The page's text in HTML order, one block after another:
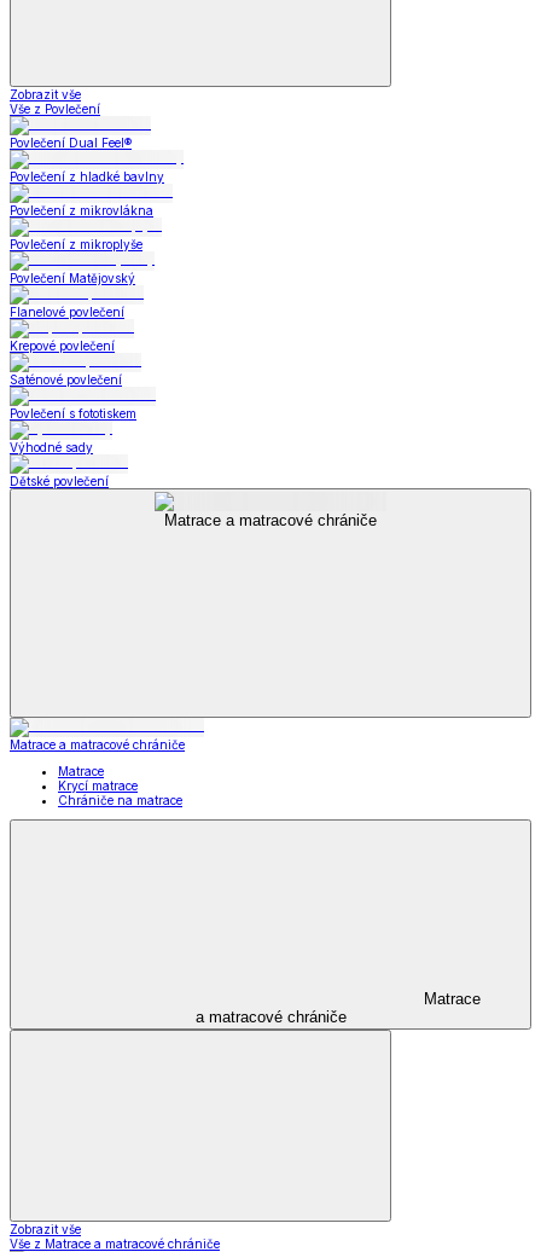
Zobrazit vše
Vše z Povlečení
Povlečení Dual Feel®
Povlečení z hladké bavlny
Povlečení z mikrovlákna
Povlečení z mikroplyše
Povlečení Matějovský
Flanelové povlečení
Krepové povlečení
Saténové povlečení
Povlečení s fototiskem
Výhodné sady
Dětské povlečení
Matrace a matracové chrániče
Matrace a matracové chrániče
Matrace
Krycí matrace
Chrániče na matrace
Matrace
a matracové chrániče
Zobrazit vše
Vše z Matrace a matracové chrániče